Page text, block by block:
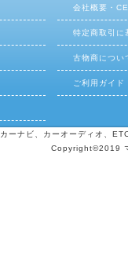
会社概要・
特定商取引に
古物商につい
ご利用ガイド
カーナビ、カーオーディオ、
Copyright©2019